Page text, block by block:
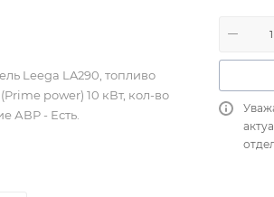
Leega LA290, топливо
power) 10 кВт, кол-во
АВР - Есть.